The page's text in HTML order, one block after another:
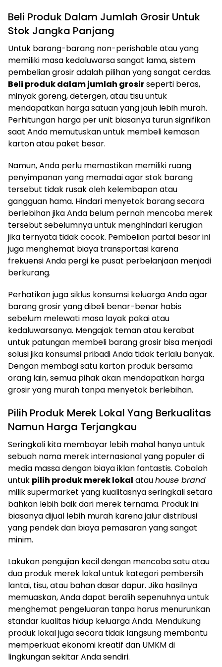
Beli Produk Dalam Jumlah Grosir Untuk
Stok Jangka Panjang
Untuk barang-barang non-perishable atau yang
memiliki masa kedaluwarsa sangat lama, sistem
pembelian grosir adalah pilihan yang sangat cerdas.
Beli produk dalam jumlah grosirseperti beras,
minyak goreng, detergen, atau tisu untuk
mendapatkan harga satuan yang jauh lebih murah.
Perhitungan harga per unit biasanya turun signifikan
saat Anda memutuskan untuk membeli kemasan
karton atau paket besar.
Namun, Anda perlu memastikan memiliki ruang
penyimpanan yang memadai agar stok barang
tersebut tidak rusak oleh kelembapan atau
gangguan hama. Hindari menyetok barang secara
berlebihan jika Anda belum pernah mencoba merek
tersebut sebelumnya untuk menghindari kerugian
jika ternyata tidak cocok. Pembelian partai besar ini
juga menghemat biaya transportasi karena
frekuensi Anda pergi ke pusat perbelanjaan menjadi
berkurang.
Perhatikan juga siklus konsumsi keluarga Anda agar
barang grosir yang dibeli benar-benar habis
sebelum melewati masa layak pakai atau
kedaluwarsanya. Mengajak teman atau kerabat
untuk patungan membeli barang grosir bisa menjadi
solusi jika konsumsi pribadi Anda tidak terlalu banyak.
Dengan membagi satu karton produk bersama
orang lain, semua pihak akan mendapatkan harga
grosir yang murah tanpa menyetok berlebihan.
Pilih Produk Merek Lokal Yang Berkualitas
Namun Harga Terjangkau
Seringkali kita membayar lebih mahal hanya untuk
sebuah nama merek internasional yang populer di
media massa dengan biaya iklan fantastis. Cobalah
untuk pilih produk merek lokal atauhouse brand
milik supermarket yang kualitasnya seringkali setara
bahkan lebih baik dari merek ternama. Produk ini
biasanya dijual lebih murah karena jalur distribusi
yang pendek dan biaya pemasaran yang sangat
minim.
Lakukan pengujian kecil dengan mencoba satu atau
dua produk merek lokal untuk kategori pembersih
lantai, tisu, atau bahan dasar dapur. Jika hasilnya
memuaskan, Anda dapat beralih sepenuhnya untuk
menghemat pengeluaran tanpa harus menurunkan
standar kualitas hidup keluarga Anda. Mendukung
produk lokal juga secara tidak langsung membantu
memperkuat ekonomi kreatif dan UMKM di
lingkungan sekitar Anda sendiri.